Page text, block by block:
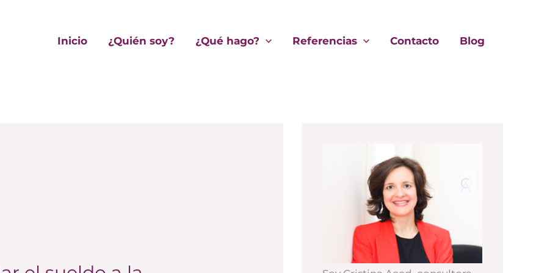
Inicio ¿Quién soy? ¿Qué hago? Referencias Contacto Blog